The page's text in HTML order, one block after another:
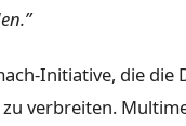
Initiative, die die
verbreiten.